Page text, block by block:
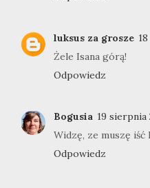
luksus za grosze
Żele Isana górą!
Odpowiedz
Bogusia 19 sierpnia
Widzę, ze muszę iść
Odpowiedz